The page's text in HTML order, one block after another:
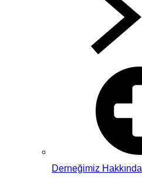
Derneğimiz Hakkında